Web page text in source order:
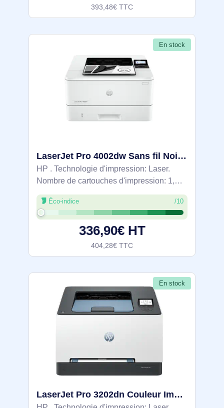
393,48€ TTC
En stock
LaserJet Pro 4002dw Sans fil Noir et blanc Imprimante, Impression recto-verso; Duplex - 2Z606F
HP . Technologie d'impression: Laser.
Nombre de cartouches d'impression: 1,
Cycle de service (Maximum): 80000 pages
par mois. Résolution maximale: 1200 x
1200 DPI. Taille de papier de série A ISO
Éco-indice /10
336,90€ HT
404,28€ TTC
En stock
LaserJet Pro 3202dn Couleur Imprimante, Ethernet uniquement; Recto verso - 8D7L0A